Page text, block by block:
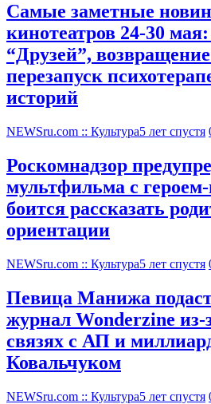
Самые заметные
кинотеатров 24-30
“Друзей”,
перезапуск
историй
NEWSru.com :: Культура5 лет спустя
Роскомнадзор
мультфильма c
боится рассказать
ориентации
NEWSru.com :: Культура5 лет спустя
Певица Манижа подаст
журнал Wonderzine из-
связях с АП и
Ковальчуком
NEWSru.com :: Культура5 лет спустя